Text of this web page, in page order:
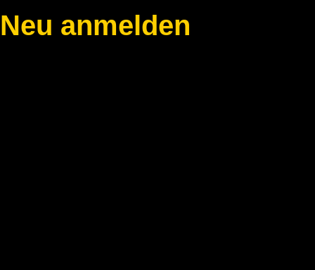
Neu anmelden